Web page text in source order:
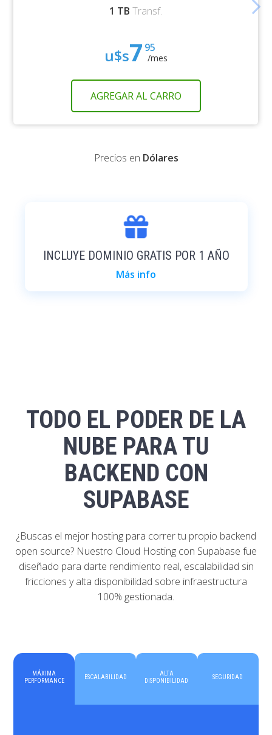
arrow_forward_ios
1 TB Transf.
u$s7 95
/mes
AGREGAR AL CARRO
Precios en Dólares
INCLUYE DOMINIO GRATIS POR 1 AÑO
Más info
TODO EL PODER DE LA
NUBE PARA TU
BACKEND CON
SUPABASE
¿Buscas el mejor hosting para correr tu propio backend
open source? Nuestro Cloud Hosting con Supabase fue
diseñado para darte rendimiento real, escalabilidad sin
fricciones y alta disponibilidad sobre infraestructura
100% gestionada.
MÁXIMA
PERFORMANCE
ESCALABILIDAD
ALTA
DISPONIBILIDAD
SEGURIDAD